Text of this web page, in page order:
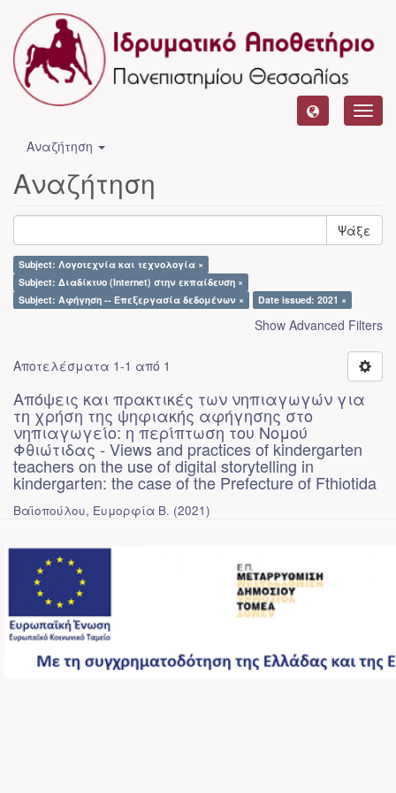
Αναζήτηση
Αναζήτηση
Ψάξε
Subject: Λογοτεχνία και τεχνολογία ×
Subject: Διαδίκτυο (Internet) στην εκπαίδευση ×
Subject: Αφήγηση -- Επεξεργασία δεδομένων ×
Date issued: 2021 ×
Show Advanced Filters
Αποτελέσματα 1-1 από 1
Απόψεις και πρακτικές των νηπιαγωγών για
τη χρήση της ψηφιακής αφήγησης στο
νηπιαγωγείο: η περίπτωση του Νομού
Φθιώτιδας - Views and practices of kindergarten
teachers on the use of digital storytelling in
kindergarten: the case of the Prefecture of Fthiotida
Βαϊοπούλου, Ευμορφία Β. (2021)